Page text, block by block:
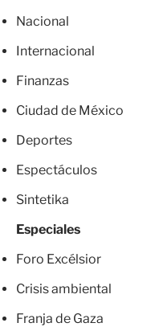
Nacional
Internacional
Finanzas
Ciudad de México
Deportes
Espectáculos
Sintetika
Especiales
Foro Excélsior
Crisis ambiental
Franja de Gaza